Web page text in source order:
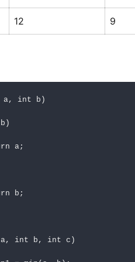
12 9
a, int b)
a;
b;
a, int b, int c)